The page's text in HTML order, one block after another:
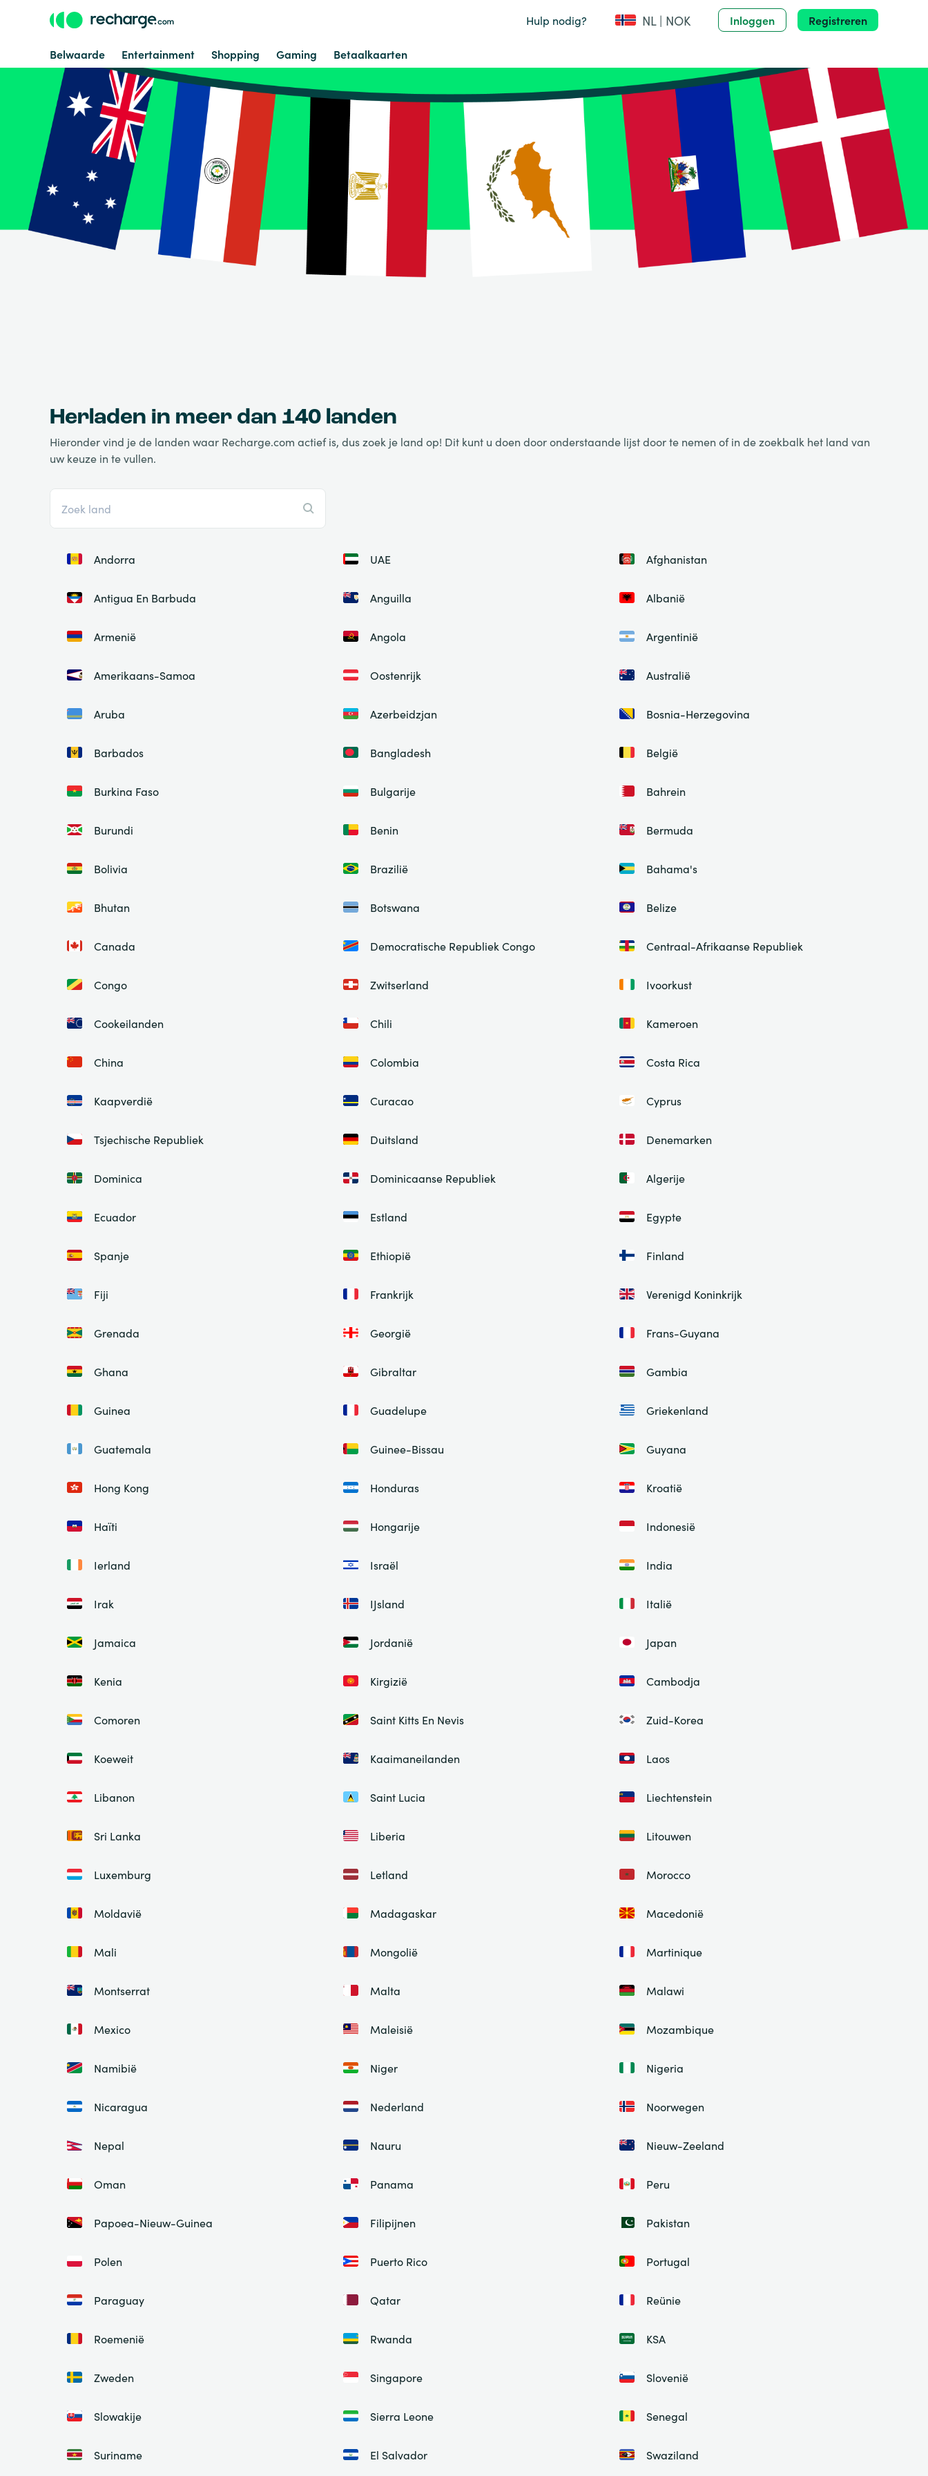
Hulp nodig? NL | NOK Inloggen Registreren
Belwaarde Entertainment Shopping Gaming Betaalkaarten
Herladen in meer dan 140 landen
Hieronder vind je de landen waar Recharge.com actief is, dus zoek je land op! Dit kunt u doen door onderstaande lijst door te nemen of in de zoekbalk het land van
uw keuze in te vullen.
Andorra UAE Afghanistan
Antigua En Barbuda Anguilla Albanië
Armenië Angola Argentinië
Amerikaans-Samoa Oostenrijk Australië
Aruba Azerbeidzjan Bosnia-Herzegovina
Barbados Bangladesh België
Burkina Faso Bulgarije Bahrein
Burundi Benin Bermuda
Bolivia Brazilië Bahama's
Bhutan Botswana Belize
Canada Democratische Republiek Congo Centraal-Afrikaanse Republiek
Congo Zwitserland Ivoorkust
Cookeilanden Chili Kameroen
China Colombia Costa Rica
Kaapverdië Curacao Cyprus
Tsjechische Republiek Duitsland Denemarken
Dominica Dominicaanse Republiek Algerije
Ecuador Estland Egypte
Spanje Ethiopië Finland
Fiji Frankrijk Verenigd Koninkrijk
Grenada Georgië Frans-Guyana
Ghana Gibraltar Gambia
Guinea Guadelupe Griekenland
Guatemala Guinee-Bissau Guyana
Hong Kong Honduras Kroatië
Haïti Hongarije Indonesië
Ierland Israël India
Irak IJsland Italië
Jamaica Jordanië Japan
Kenia Kirgizië Cambodja
Comoren Saint Kitts En Nevis Zuid-Korea
Koeweit Kaaimaneilanden Laos
Libanon Saint Lucia Liechtenstein
Sri Lanka Liberia Litouwen
Luxemburg Letland Morocco
Moldavië Madagaskar Macedonië
Mali Mongolië Martinique
Montserrat Malta Malawi
Mexico Maleisië Mozambique
Namibië Niger Nigeria
Nicaragua Nederland Noorwegen
Nepal Nauru Nieuw-Zeeland
Oman Panama Peru
Papoea-Nieuw-Guinea Filipijnen Pakistan
Polen Puerto Rico Portugal
Paraguay Qatar Reünie
Roemenië Rwanda KSA
Zweden Singapore Slovenië
Slowakije Sierra Leone Senegal
Suriname El Salvador Swaziland